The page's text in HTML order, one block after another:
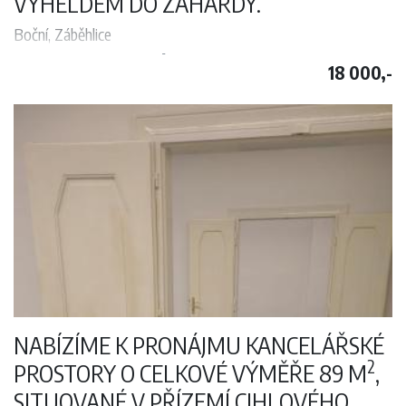
Boční, Záběhlice
2
po rekonstrukci se nachází ve 2 patře í
cihlového domu s výheldem do zahardy. Byt je zařízen , předsíň,
koupelna s vanou,WC , kuchyně ( kuch. linka, sporák, lednice, stůl,
židle), pokoj ( dvoulůžko ), etážové topení, sklepní komora. Je možno
používat zahradku u domu. Celý dům je po kompletní rekonstrukci u
MHD. Volné k nastěhování od 01.06.2026 v připadě zájmu
kontaktujte pana Dortcheva na tel. 737283120.
18 000,-
NABÍZÍME K PRONÁJMU KANCELÁŘSKÉ
PROSTORY O CELKOVÉ VÝMĚŘE 89 M2,